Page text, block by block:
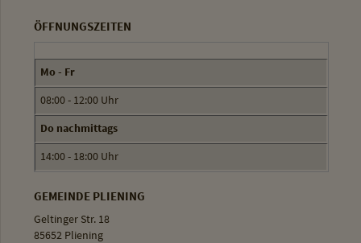
ÖFFNUNGSZEITEN
Mo - Fr
08:00 - 12:00 Uhr
Do nachmittags
14:00 - 18:00 Uhr
GEMEINDE PLIENING
Geltinger Str. 18
85652 Pliening